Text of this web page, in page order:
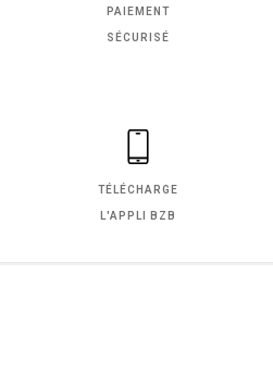
PAIEMENT
SÉCURISÉ
TÉLÉCHARGE
L'APPLI BZB